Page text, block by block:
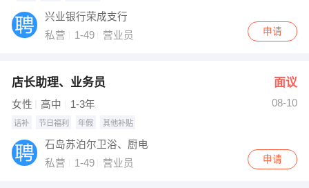
兴业银行荣成支行
私营
1-49 营业员 申请
店长助理、业务员 面议
女性 高中 1-3年 08-10
话补 节日福利 年假 其他补贴
石岛苏泊尔卫浴、厨电
私营
1-49 营业员 申请